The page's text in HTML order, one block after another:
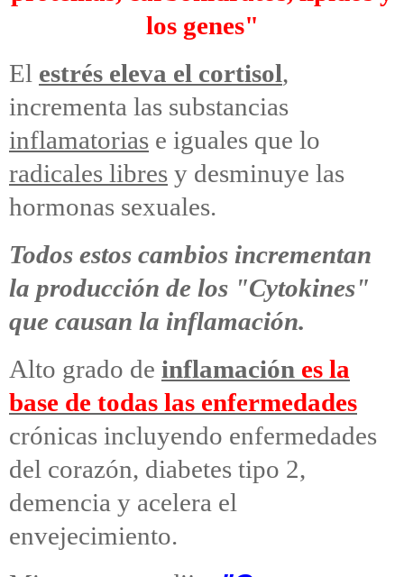
los genes"
El estrés eleva el cortisol,
incrementa las substancias
inflamatorias e iguales que lo
radicales libres y desminuye las
hormonas sexuales.
Todos estos cambios incrementan
la producción de los "Cytokines"
que causan la inflamación.
Alto grado de inflamación es la
base de todas las enfermedades
crónicas incluyendo enfermedades
del corazón, diabetes tipo 2,
demencia y acelera el
envejecimiento.